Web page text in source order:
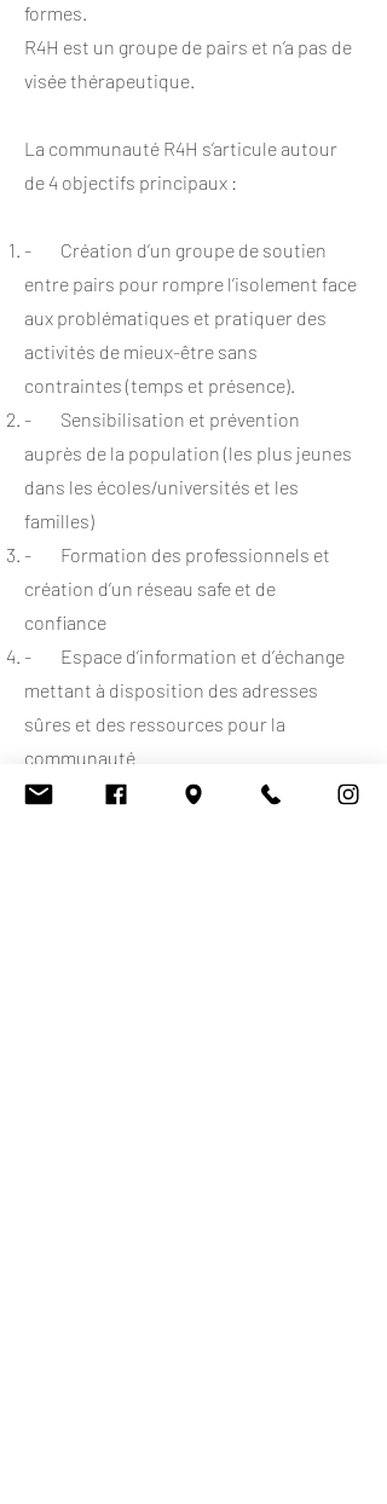
formes.
R4H est un groupe de pairs et n’a pas de
visée thérapeutique.
La communauté R4H s’articule autour
de 4 objectifs principaux :
- Création d’un groupe de soutien
entre pairs pour rompre l’isolement face
aux problématiques et pratiquer des
activités de mieux-être sans
contraintes (temps et présence).
- Sensibilisation et prévention
auprès de la population (les plus jeunes
dans les écoles/universités et les
familles)
- Formation des professionnels et
création d’un réseau safe et de
confiance
- Espace d’information et d’échange
mettant à disposition des adresses
sûres et des ressources pour la
communauté